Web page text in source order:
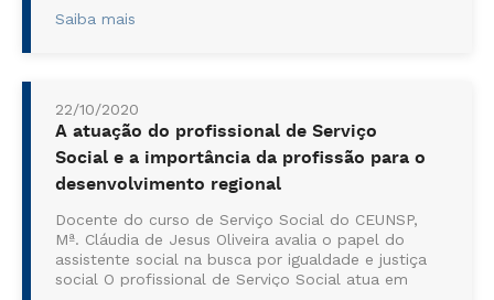
Saiba mais
22/10/2020
A atuação do profissional de Serviço
Social e a importância da profissão para o
desenvolvimento regional
Docente do curso de Serviço Social do CEUNSP,
Mª. Cláudia de Jesus Oliveira avalia o papel do
assistente social na busca por igualdade e justiça
social O profissional de Serviço Social atua em